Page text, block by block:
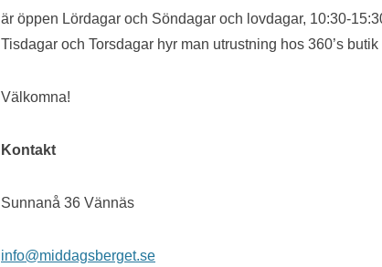
är öppen Lördagar och Söndagar och lovdagar, 10:30-
Tisdagar och Torsdagar hyr man utrustning hos 360’s
Välkomna!
Kontakt
Sunnanå 36 Vännäs
info@middagsberget.se